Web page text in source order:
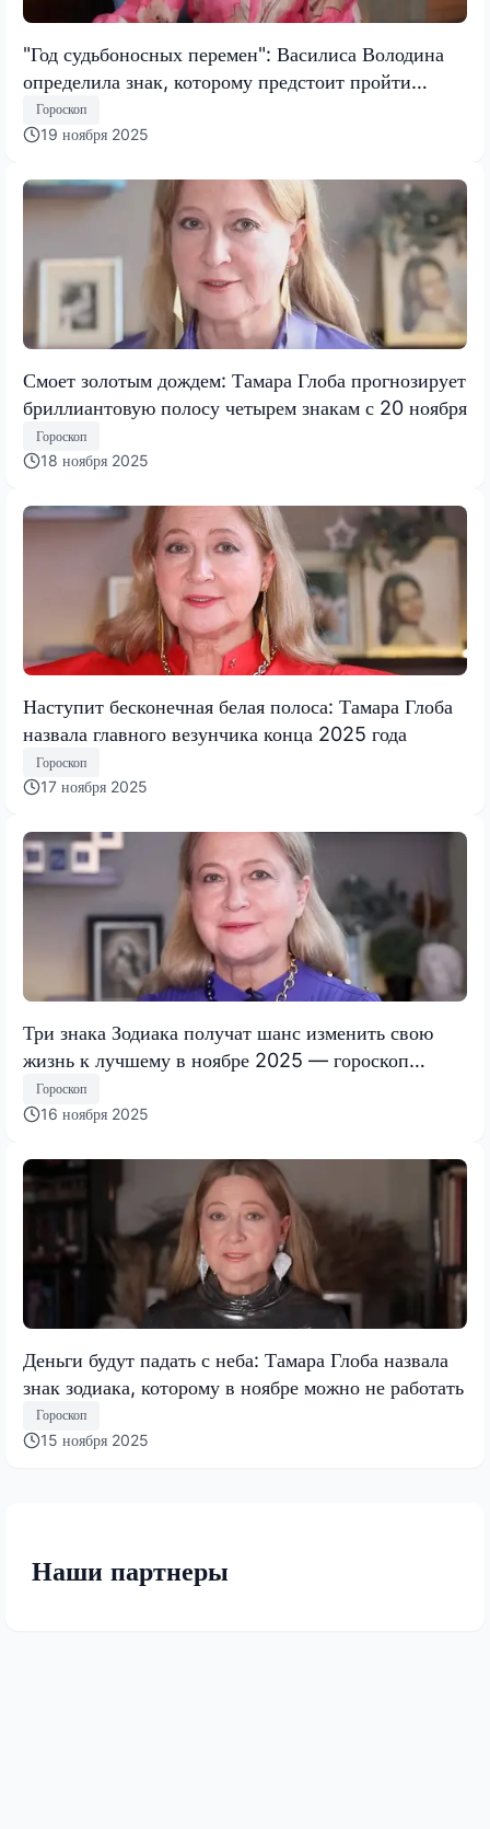
"Год судьбоносных перемен": Василиса Володина
определила знак, которому предстоит пройти
испытание, меняющее все
Гороскоп
19 ноября 2025
Смоет золотым дождем: Тамара Глоба прогнозирует
бриллиантовую полосу четырем знакам с 20 ноября
Гороскоп
18 ноября 2025
Наступит бесконечная белая полоса: Тамара Глоба
назвала главного везунчика конца 2025 года
Гороскоп
17 ноября 2025
Три знака Зодиака получат шанс изменить свою
жизнь к лучшему в ноябре 2025 — гороскоп
Тамары Глобы
Гороскоп
16 ноября 2025
Деньги будут падать с неба: Тамара Глоба назвала
знак зодиака, которому в ноябре можно не работать
Гороскоп
15 ноября 2025
Наши партнеры